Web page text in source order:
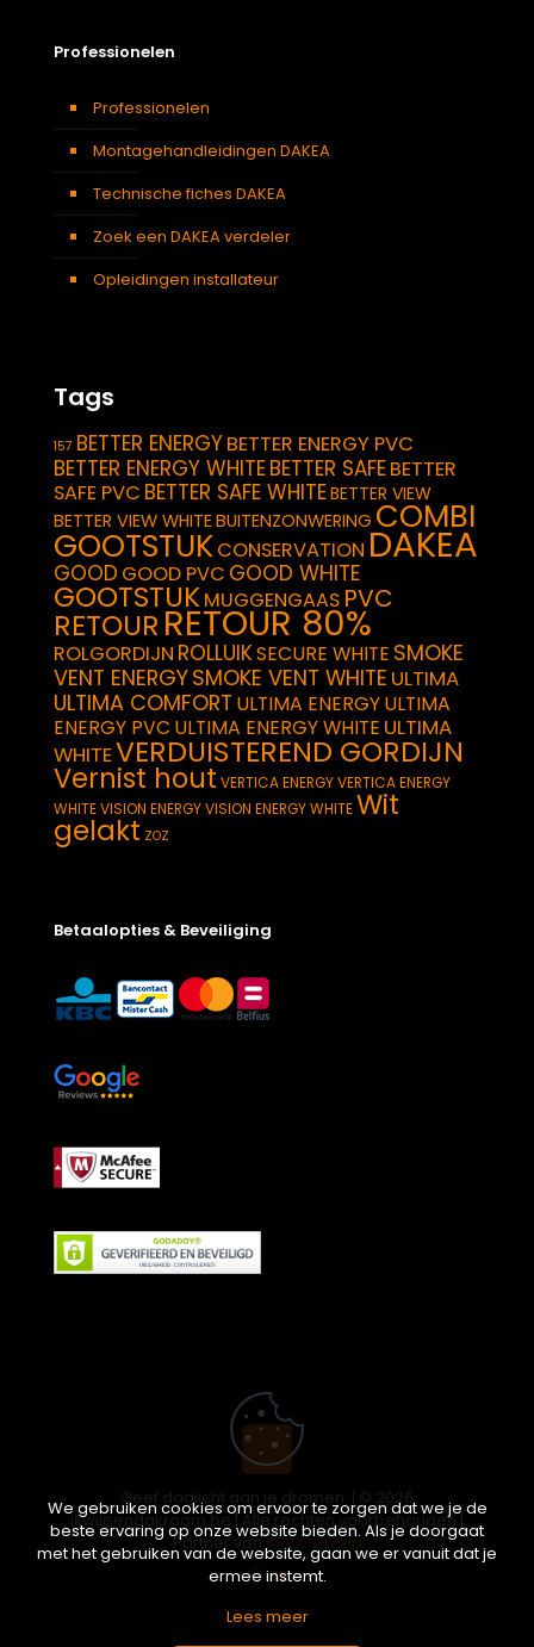
Professionelen
Professionelen
Montagehandleidingen DAKEA
Technische fiches DAKEA
Zoek een DAKEA verdeler
Opleidingen installateur
Tags
157 BETTER ENERGYBETTER ENERGY PVC
BETTER ENERGY WHITEBETTER SAFEBETTER
SAFE PVC BETTER SAFE WHITEBETTER VIEW
BETTER VIEW WHITEBUITENZONWERING COMBI
GOOTSTUKCONSERVATION DAKEA
GOOD GOOD PVC GOOD WHITE
GOOTSTUKMUGGENGAAS PVC
RETOUR RETOUR 80%
ROLGORDIJN ROLLUIKSECURE WHITE SMOKE
VENT ENERGYSMOKE VENT WHITE ULTIMA
ULTIMA COMFORT ULTIMA ENERGYULTIMA
ENERGY PVC ULTIMA ENERGY WHITE ULTIMA
WHITEVERDUISTEREND GORDIJN
Vernist hout VERTICA ENERGYVERTICA ENERGY
WHITEVISION ENERGYVISION ENERGY WHITEWit
gelakt ZOZ
Betaalopties & Beveiliging
Geef daglicht aan je dromen. | © 2026
ikwileendakraam.be | Alle rechten voorbehouden |
Partner vanAPEX-Groep
We gebruiken cookies om ervoor te zorgen dat we je de
beste ervaring op onze website bieden. Als je doorgaat
met het gebruiken van de website, gaan we er vanuit dat je
ermee instemt.
Lees meer